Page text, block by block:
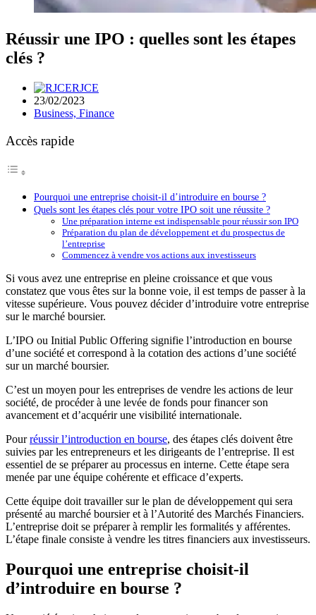
Réussir une IPO : quelles sont les étapes
clés ?
RJCE
23/02/2023
Business, Finance
Accès rapide
Pourquoi une entreprise choisit-il d’introduire en bourse ?
Quels sont les étapes clés pour votre IPO soit une réussite ?
Une préparation interne est indispensable pour réussir son IPO
Préparation du plan de développement et du prospectus de
l’entreprise
Commencez à vendre vos actions aux investisseurs
Si vous avez une entreprise en pleine croissance et que vous
constatez que vous êtes sur la bonne voie, il est temps de passer à la
vitesse supérieure. Vous pouvez décider d’introduire votre entreprise
sur le marché boursier.
L’IPO ou Initial Public Offering signifie l’introduction en bourse
d’une société et correspond à la cotation des actions d’une société
sur un marché boursier.
C’est un moyen pour les entreprises de vendre les actions de leur
société, de procéder à une levée de fonds pour financer son
avancement et d’acquérir une visibilité internationale.
Pourréussir l’introduction en bourse, des étapes clés doivent être
suivies par les entrepreneurs et les dirigeants de l’entreprise. Il est
essentiel de se préparer au processus en interne. Cette étape sera
menée par une équipe cohérente et efficace d’experts.
Cette équipe doit travailler sur le plan de développement qui sera
présenté au marché boursier et à l’Autorité des Marchés Financiers.
L’entreprise doit se préparer à remplir les formalités y afférentes.
L’étape finale consiste à vendre les titres financiers aux investisseurs.
Pourquoi une entreprise choisit-il
d’introduire en bourse ?